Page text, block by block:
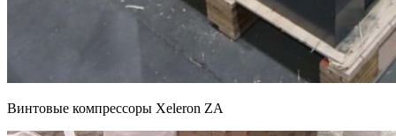
Винтовые компрессоры Xeleron ZA